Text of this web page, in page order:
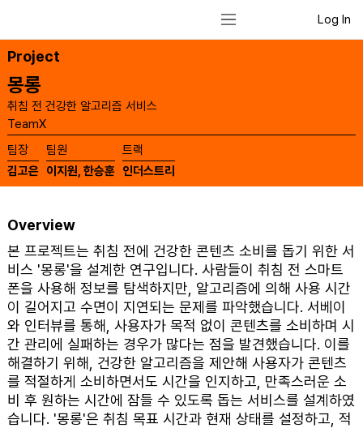
Log In
Project
몽롱
취침 전 건강한 알고리즘 서비스
TeamX
​팀장
김고은
​팀원
이지원, 한승훈
​트랙
인더스트리
Overview
본 프로젝트는 취침 전에 건강한 콘텐츠 소비를 돕기 위한 서
비스 '몽롱'을 설계한 연구입니다. 사람들이 취침 전 스마트
폰을 사용해 정보를 탐색하지만, 알고리즘에 의해 사용 시간
이 길어지고 수면이 지연되는 문제를 파악했습니다. 서베이
와 인터뷰를 통해, 사용자가 목적 없이 콘텐츠를 소비하며 시
간 관리에 실패하는 경우가 많다는 점을 발견했습니다. 이를
해결하기 위해, 건강한 알고리즘을 제안해 사용자가 콘텐츠
를 적절하게 소비하면서도 시간을 인지하고, 만족스러운 소
비 후 원하는 시간에 잠들 수 있도록 돕는 서비스를 설계하였
습니다. '몽롱'은 취침 목표 시간과 현재 상태를 설정하고, 적